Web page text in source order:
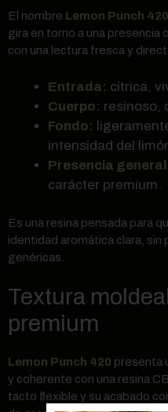
El nombre Lemon Punch 420
gira en torno a una presencia
con una lectura fresca y
Entrada: cítrica,
Cuerpo: resinoso,
Fondo:
intensidad del
Presencia
carácter premium.
Es una resina pensada para
identidad aromática clara, sin
genéricas.
Textura
premium
Lemon Punch 420 presenta
y coherente con una resina
tacto flexible y su acabado